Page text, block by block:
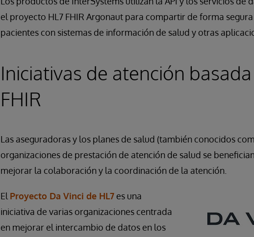
el proyecto HL7 FHIR Argonaut para compartir de forma
pacientes con sistemas de información de salud y otras
Iniciativas de atención
FHIR
Las aseguradoras y los planes de salud (también conocidos
organizaciones de prestación de atención de salud se
mejorar la colaboración y la coordinación de la atención.
El Proyecto Da Vinci de HL7 es una
iniciativa de varias organizaciones centrada
en mejorar el intercambio de datos en los